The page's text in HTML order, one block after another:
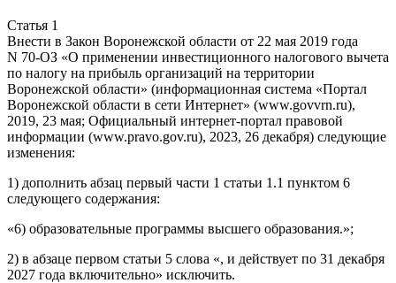
Статья 1
Внести в Закон Воронежской области от 22 мая 2019 года
N 70-ОЗ «О применении инвестиционного налогового вычета
по налогу на прибыль организаций на территории
Воронежской области» (информационная система «Портал
Воронежской области в сети Интернет» (www.govvrn.ru),
2019, 23 мая; Официальный интернет-портал правовой
информации (www.pravo.gov.ru), 2023, 26 декабря) следующие
изменения:
1) дополнить абзац первый части 1 статьи 1.1 пунктом 6
следующего содержания:
«6) образовательные программы высшего образования.»;
2) в абзаце первом статьи 5 слова «, и действует по 31 декабря
2027 года включительно» исключить.